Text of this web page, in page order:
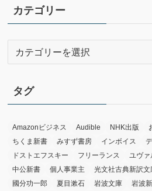
イ
ブ
カテゴリー
リ
ー
タグ
Amazonビジネス Audible NHK出版
ちくま新書
みすず書房 インボイス
ドストエフスキー
フリーランス ユヴァ
中公新書
個人事業主 光文社古典新訳文
國分功一郎
夏目漱石 岩波文庫 岩波